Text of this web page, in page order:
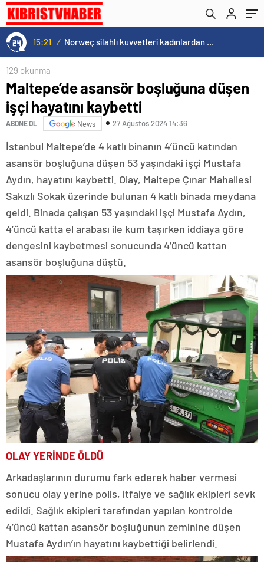
15:21 / Norweç silahlı kuvvetleri kadınlardan oluşan özel kuvvetler eğitimlerini başlattı.
129 okunma
Maltepe’de asansör boşluğuna düşen
işçi hayatını kaybetti
ABONE OL News 27 Ağustos 2024 14:36
İstanbul Maltepe’de 4 katlı binanın 4’üncü katından
asansör boşluğuna düşen 53 yaşındaki işçi Mustafa
Aydın, hayatını kaybetti. Olay, Maltepe Çınar Mahallesi
Sakızlı Sokak üzerinde bulunan 4 katlı binada meydana
geldi. Binada çalışan 53 yaşındaki işçi Mustafa Aydın,
4’üncü katta el arabası ile kum taşırken iddiaya göre
dengesini kaybetmesi sonucunda 4’üncü kattan
asansör boşluğuna düştü.
OLAY YERİNDE ÖLDÜ
Arkadaşlarının durumu fark ederek haber vermesi
sonucu olay yerine polis, itfaiye ve sağlık ekipleri sevk
edildi. Sağlık ekipleri tarafından yapılan kontrolde
4’üncü kattan asansör boşluğunun zeminine düşen
Mustafa Aydın’ın hayatını kaybettiği belirlendi.